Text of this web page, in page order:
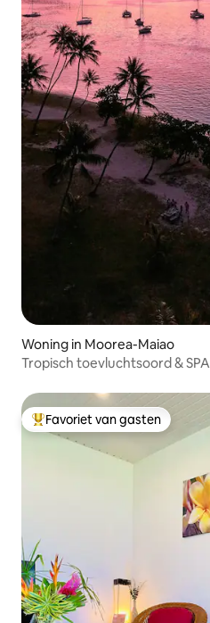
Woning in Moorea-Maiao
Tropisch toevluchtsoord &
Topfavoriet van gasten
Favoriet van gasten